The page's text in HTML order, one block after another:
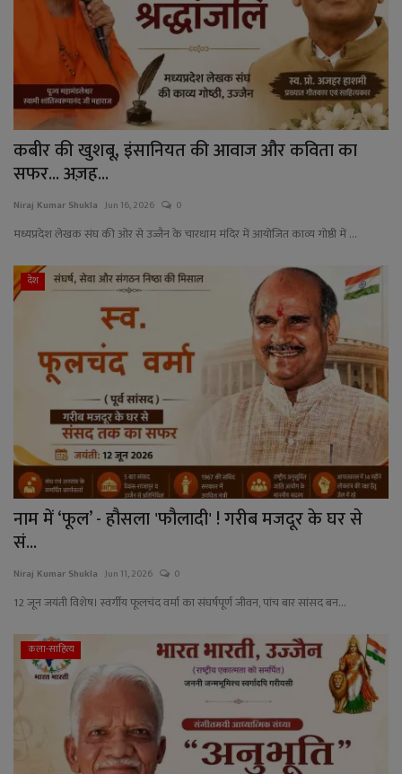
Language
English Hiindi
कबीर की खुशबू, इंसानियत की आवाज और कविता का
सफर... अज़ह...
Niraj Kumar Shukla Jun 16, 2026 0
मध्यप्रदेश लेखक संघ की ओर से उज्जैन के चारधाम मंदिर में आयोजित काव्य गोष्ठी में ...
देश
नाम में ‘फूल’ - हौसला 'फौलादी' ! गरीब मजदूर के घर से
सं...
Niraj Kumar Shukla Jun 11, 2026 0
12 जून जयंती विशेष। स्वर्गीय फूलचंद वर्मा का संघर्षपूर्ण जीवन, पांच बार सांसद बन...
कला-साहित्य